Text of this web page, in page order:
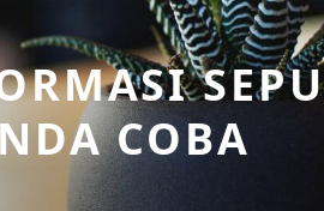
COBA